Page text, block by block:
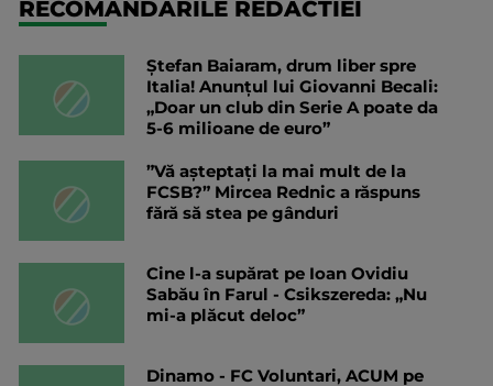
RECOMANDARILE REDACTIEI
Ștefan Baiaram, drum liber spre
Italia! Anunțul lui Giovanni Becali:
„Doar un club din Serie A poate da
5-6 milioane de euro”
”Vă așteptați la mai mult de la
FCSB?” Mircea Rednic a răspuns
fără să stea pe gânduri
Cine l-a supărat pe Ioan Ovidiu
Sabău în Farul - Csikszereda: „Nu
mi-a plăcut deloc”
Dinamo - FC Voluntari, ACUM pe